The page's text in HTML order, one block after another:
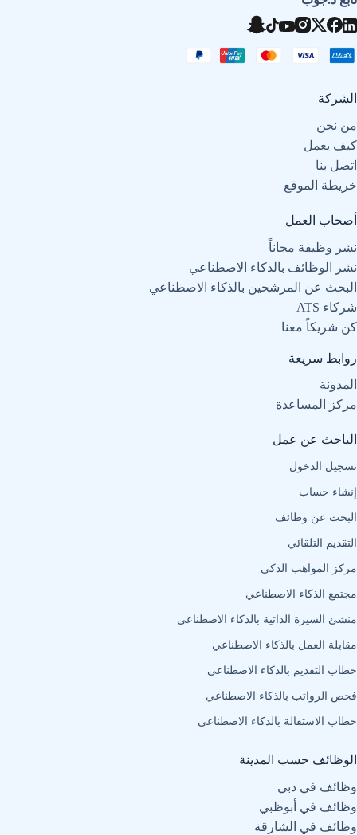
الشركة
من نحن
كيف يعمل
اتصل بنا
خريطة الموقع
أصحاب العمل
نشر وظيفة مجاناً
نشر الوظائف بالذكاء الاصطناعي
البحث عن المرشحين بالذكاء الاصطناعي
شركاء ATS
كن شريكاً معنا
روابط سريعة
المدونة
مركز المساعدة
الباحث عن عمل
تسجيل الدخول
إنشاء حساب
البحث عن وظائف
التقديم التلقائي
مركز المواهب الذكي
مجتمع الذكاء الاصطناعي
منشئ السيرة الذاتية بالذكاء الاصطناعي
مقابلة العمل بالذكاء الاصطناعي
خطاب التقديم بالذكاء الاصطناعي
فحص الرواتب بالذكاء الاصطناعي
خطاب الاستقالة بالذكاء الاصطناعي
الوظائف حسب المدينة
وظائف في دبي
وظائف في أبوظبي
وظائف في الشارقة